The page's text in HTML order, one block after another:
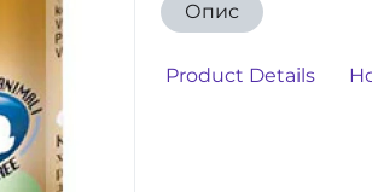
Опис
Product Details